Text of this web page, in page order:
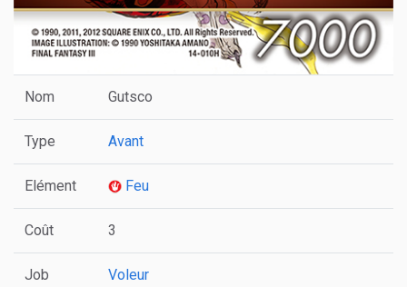
Nom Gutsco
Type Avant
Elément Feu
Coût 3
Job Voleur